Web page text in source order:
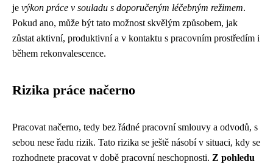
je výkon práce v souladu s doporučeným léčebným režimem.
Pokud ano, může být tato možnost skvělým způsobem, jak
zůstat aktivní, produktivní a v kontaktu s pracovním prostředím i
během rekonvalescence.
Rizika práce načerno
Pracovat načerno, tedy bez řádné pracovní smlouvy a odvodů, s
sebou nese řadu rizik. Tato rizika se ještě násobí v situaci, kdy se
rozhodnete pracovat v době pracovní neschopnosti. Z pohledu